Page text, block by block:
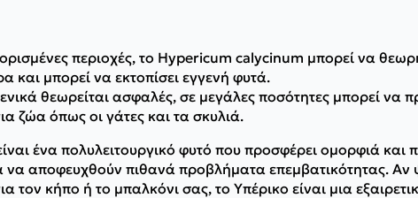
περιοχές, το Hypericum calycinum μπορεί να
και μπορεί να εκτοπίσει εγγενή φυτά.
θεωρείται ασφαλές, σε μεγάλες ποσότητες μπορεί να
ζώα όπως οι γάτες και τα σκυλιά.
ένα πολυλειτουργικό φυτό που προσφέρει ομορφιά και
να αποφευχθούν πιθανά προβλήματα επεμβατικότητας. Αν
τον κήπο ή το μπαλκόνι σας, το Υπέρικο είναι μια